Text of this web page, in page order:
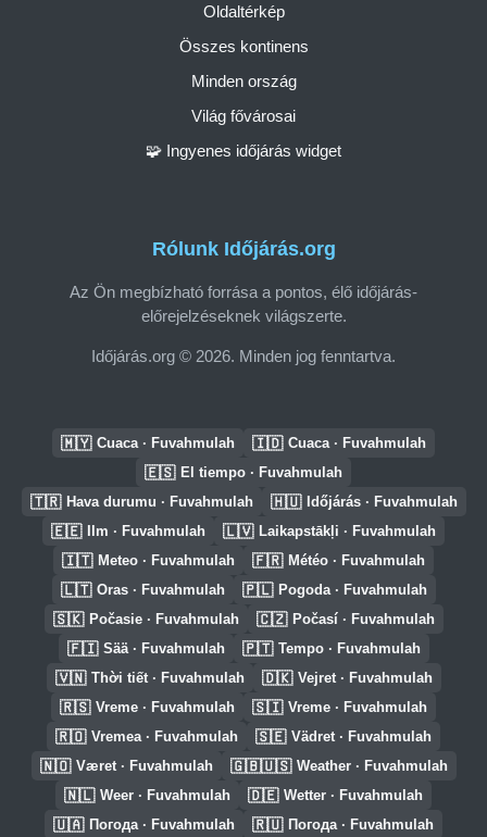
Rólunk Időjárás.org
Az Ön megbízható forrása a pontos, élő időjárás-
előrejelzéseknek világszerte.
Időjárás.org © 2026. Minden jog fenntartva.
Oldaltérkép
Összes kontinens
Minden ország
Világ fővárosai
🧩 Ingyenes időjárás widget
🇲🇾 Cuaca · Fuvahmulah 🇮🇩 Cuaca · Fuvahmulah
🇪🇸 El tiempo · Fuvahmulah
🇹🇷 Hava durumu · Fuvahmulah 🇭🇺 Időjárás · Fuvahmulah
🇪🇪 Ilm · Fuvahmulah 🇱🇻 Laikapstākļi · Fuvahmulah
🇮🇹 Meteo · Fuvahmulah 🇫🇷 Météo · Fuvahmulah
🇱🇹 Oras · Fuvahmulah 🇵🇱 Pogoda · Fuvahmulah
🇸🇰 Počasie · Fuvahmulah 🇨🇿 Počasí · Fuvahmulah
🇫🇮 Sää · Fuvahmulah 🇵🇹 Tempo · Fuvahmulah
🇻🇳 Thời tiết · Fuvahmulah 🇩🇰 Vejret · Fuvahmulah
🇷🇸 Vreme · Fuvahmulah 🇸🇮 Vreme · Fuvahmulah
🇷🇴 Vremea · Fuvahmulah 🇸🇪 Vädret · Fuvahmulah
🇳🇴 Været · Fuvahmulah 🇬🇧🇺🇸 Weather · Fuvahmulah
🇳🇱 Weer · Fuvahmulah 🇩🇪 Wetter · Fuvahmulah
🇺🇦 Погода · Fuvahmulah 🇷🇺 Погода · Fuvahmulah